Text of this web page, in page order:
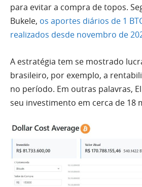
para evitar a compra de topos.
Bukele, os aportes diários de 1
realizados desde novembro de
A estratégia tem se mostrado
brasileiro, por exemplo, a
no período. Em outras palavras,
seu investimento em cerca de 18